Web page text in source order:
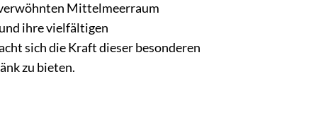
Mittelmeerraum
ihre vielfältigen
sich die Kraft dieser besonderen
zu bieten.